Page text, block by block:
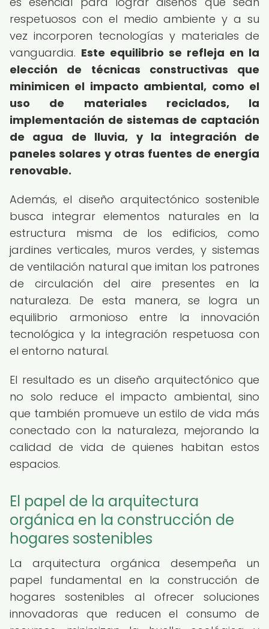
respetuosos con el medio ambiente y a su
vez incorporen tecnologías y materiales de
vanguardia. Este equilibrio se refleja en la
elección de técnicas constructivas que
minimicen el impacto ambiental, como el
uso de materiales reciclados, la
implementación de sistemas de captación
de agua de lluvia, y la integración de
paneles solares y otras fuentes de energía
renovable.
Además, el diseño arquitectónico sostenible
busca integrar elementos naturales en la
estructura misma de los edificios, como
jardines verticales, muros verdes, y sistemas
de ventilación natural que imitan los patrones
de circulación del aire presentes en la
naturaleza. De esta manera, se logra un
equilibrio armonioso entre la innovación
tecnológica y la integración respetuosa con
el entorno natural.
El resultado es un diseño arquitectónico que
no solo reduce el impacto ambiental, sino
que también promueve un estilo de vida más
conectado con la naturaleza, mejorando la
calidad de vida de quienes habitan estos
espacios.
El papel de la arquitectura
orgánica en la construcción de
hogares sostenibles
La arquitectura orgánica desempeña un
papel fundamental en la construcción de
hogares sostenibles al ofrecer soluciones
innovadoras que reducen el consumo de